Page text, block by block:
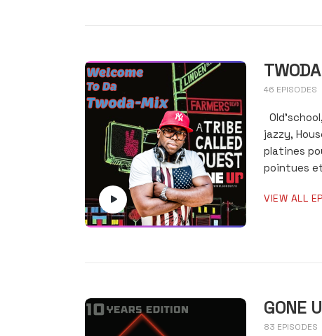
46 EPISODES
jazzy,
platines
pointues
VIEW ALL
GONE
83 EPISODES